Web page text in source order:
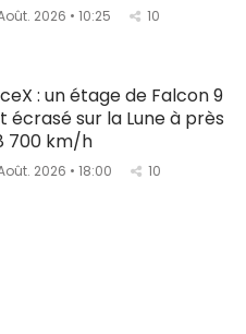
2026 • 10:25 10
: un étage de Falcon 9
écrasé sur la Lune à près
700 km/h
2026 • 18:00 10